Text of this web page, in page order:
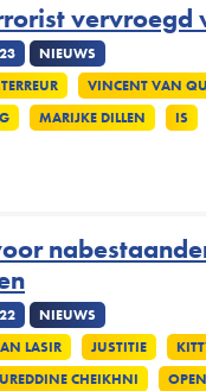
vervroegd
NIEUWS
VINCENT VAN
MARIJKE DILLEN IS
NIEUWS
LASIR JUSTITIE
CHEIKHNI